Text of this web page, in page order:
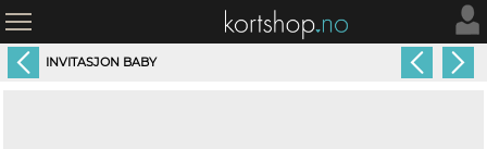
INVITASJON BABY